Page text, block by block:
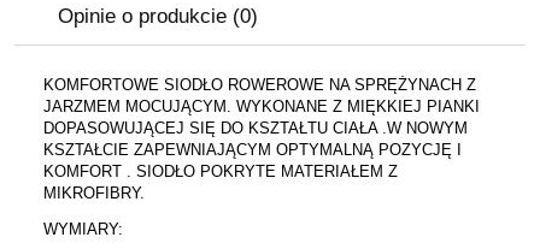
Opinie o produkcie (0)
KOMFORTOWE SIODŁO ROWEROWE NA SPRĘŻYNACH Z
JARZMEM MOCUJĄCYM. WYKONANE Z MIĘKKIEJ PIANKI
DOPASOWUJĄCEJ SIĘ DO KSZTAŁTU CIAŁA .W NOWYM
KSZTAŁCIE ZAPEWNIAJĄCYM OPTYMALNĄ POZYCJĘ I
KOMFORT . SIODŁO POKRYTE MATERIAŁEM Z
MIKROFIBRY.
WYMIARY: